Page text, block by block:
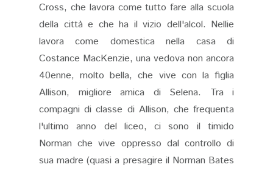
Cross, che lavora come tutto fare alla scuola
della città e che ha il vizio dell'alcol. Nellie
lavora come domestica nella casa di
Costance MacKenzie, una vedova non ancora
40enne, molto bella, che vive con la figlia
Allison, migliore amica di Selena. Tra i
compagni di classe di Allison, che frequenta
l'ultimo anno del liceo, ci sono il timido
Norman che vive oppresso dal controllo di
sua madre (quasi a presagire il Norman Bates